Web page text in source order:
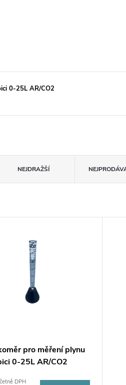
0-25L AR/CO2
NEJDRAŽŠÍ
pro měření plynu
0-25L AR/CO2
DPH